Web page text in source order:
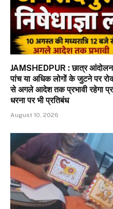
JAMSHEDPUR : छात्र आंदोलन
पांच या अधिक लोगों के जुटने पर
से अगले आदेश तक प्रभावी रहेगा
धरना पर भी प्रतिबंध
August 10, 2026